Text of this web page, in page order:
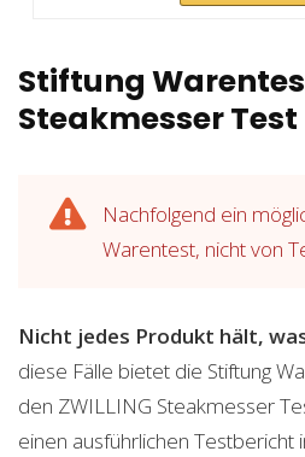
Stiftung
Steakmesser Test
Nachfolgend ein
Warentest, nicht von
Nicht jedes Produkt hält,
diese Fälle bietet die Stiftung
den ZWILLING Steakmesser
einen ausführlichen Testbericht